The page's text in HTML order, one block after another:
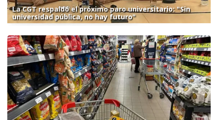
La CGT respaldó el próximo paro universitario: "Sin
universidad pública, no hay futuro"